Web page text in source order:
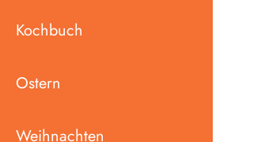
Kochbuch
Ostern
Weihnachten